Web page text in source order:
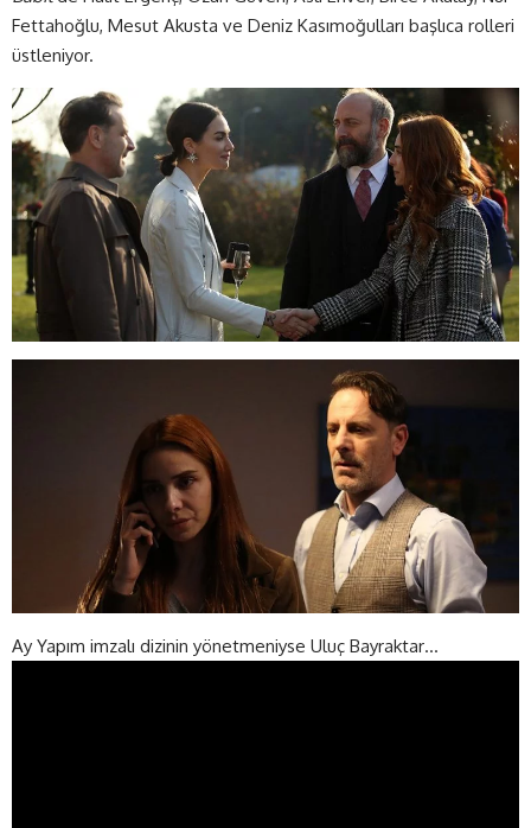
Fettahoğlu, Mesut Akusta ve Deniz Kasımoğulları başlıca rolleri
üstleniyor.
Ay Yapım imzalı dizinin yönetmeniyse Uluç Bayraktar…